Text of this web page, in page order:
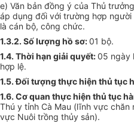
e) Văn bản đồng ý của Thủ
áp dụng đối với trường hợp
là cán bộ, công chức.
1.3.2. Số lượng hồ sơ:01 bộ.
1.4. Thời hạn giải quyết:05 ngày
hợp lệ.
1.5.Đối tượng thực hiện thủ tục
1.6. Cơ quan thực hiện thủ tục
Thú y tỉnh Cà Mau (lĩnh vực chăn
vực Nuôi trồng thủy sản).